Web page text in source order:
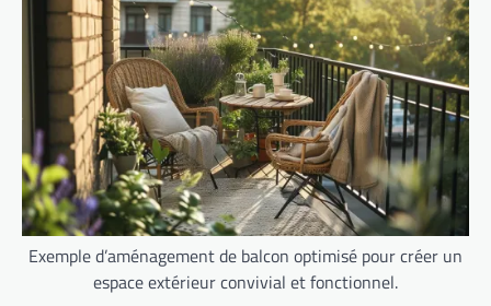
Exemple d’aménagement de balcon optimisé pour créer un
espace extérieur convivial et fonctionnel.